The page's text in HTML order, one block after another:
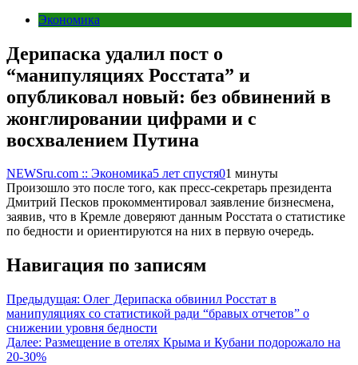
Экономика
Дерипаска удалил пост о
“манипуляциях Росстата” и
опубликовал новый: без обвинений в
жонглировании цифрами и с
восхвалением Путина
NEWSru.com :: Экономика5 лет спустя01 минуты
Произошло это после того, как пресс-секретарь президента
Дмитрий Песков прокомментировал заявление бизнесмена,
заявив, что в Кремле доверяют данным Росстата о статистике
по бедности и ориентируются на них в первую очередь.
Навигация по записям
Предыдущая: Олег Дерипаска обвинил Росстат в
манипуляциях со статистикой ради “бравых отчетов” о
снижении уровня бедности
Далее: Размещение в отелях Крыма и Кубани подорожало на
20-30%